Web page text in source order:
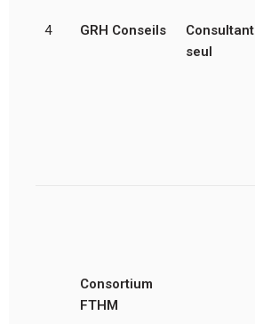
4 GRH Conseils
Consultant
seul
Consortium
FTHM